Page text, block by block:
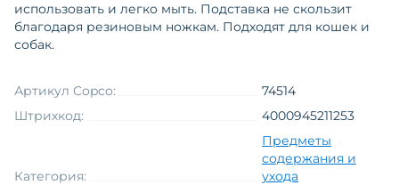
использовать и легко мыть. Подставка не скользит
благодаря резиновым ножкам. Подходят для кошек и
собак.
Артикул Copco:
74514
Штрихкод:
4000945211253
Категория:
Предметы
содержания и
ухода